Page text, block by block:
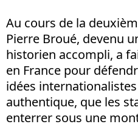
Au cours de la
Pierre Broué, devenu
historien accompli, a
en France pour
idées
authentique, que les
enterrer sous une